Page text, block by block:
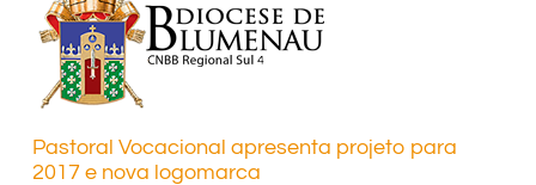
Pastoral Vocacional apresenta projeto para
2017 e nova logomarca